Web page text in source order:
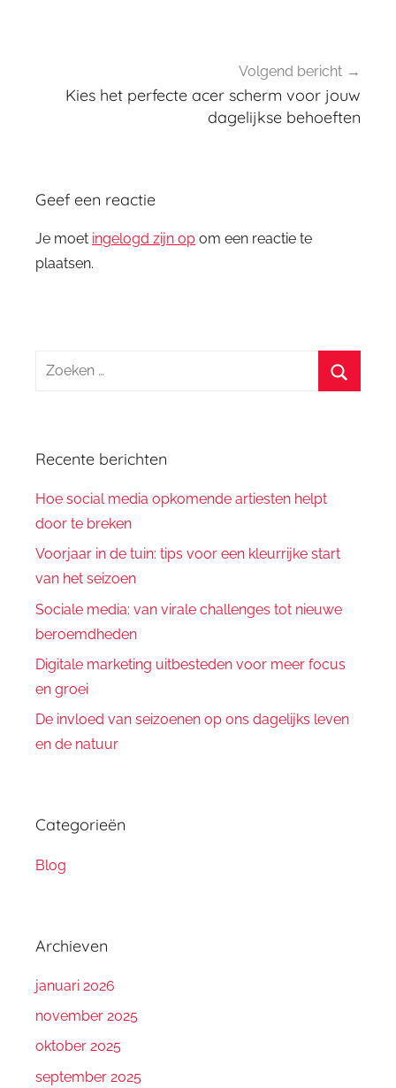
Volgend bericht
Kies het perfecte acer scherm voor jouw
dagelijkse behoeften
Geef een reactie
Je moet ingelogd zijn op om een reactie te
plaatsen.
Zoeken
Recente berichten
Hoe social media opkomende artiesten helpt
door te breken
Voorjaar in de tuin: tips voor een kleurrijke start
van het seizoen
Sociale media: van virale challenges tot nieuwe
beroemdheden
Digitale marketing uitbesteden voor meer focus
en groei
De invloed van seizoenen op ons dagelijks leven
en de natuur
Categorieën
Blog
Archieven
januari 2026
november 2025
oktober 2025
september 2025